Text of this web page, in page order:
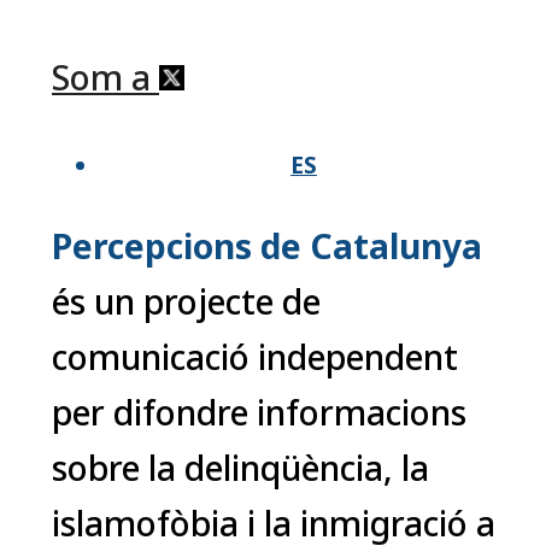
Som a
ES
Percepcions de Catalunya
és un projecte de
comunicació independent
per difondre informacions
sobre la delinqüència, la
islamofòbia i la inmigració a